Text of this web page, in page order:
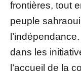
frontières, tout
peuple
dans les
l’accueil de la